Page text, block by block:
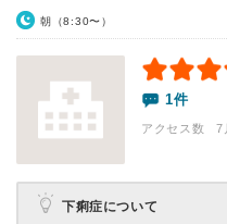
朝（8:30〜）
1件
アクセス数 7
下痢症について